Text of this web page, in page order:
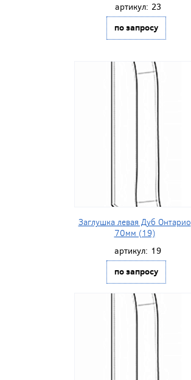
артикул: 23
по запросу
Заглушка левая Дуб Онтарио
70мм (19)
артикул: 19
по запросу